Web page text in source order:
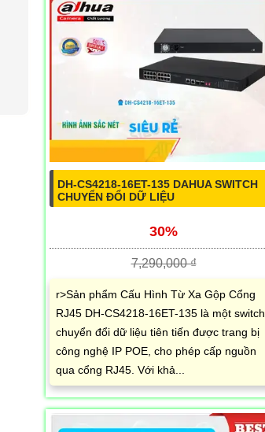
DH-CS4218-16ET-135 DAHUA SWITCH
CHUYỂN ĐỔI DỮ LIỆU
30%
7,290,000 ₫
r>Sản phẩm Cấu Hình Từ Xa Gộp Cổng
RJ45 DH-CS4218-16ET-135 là một switch
chuyển đổi dữ liệu tiên tiến được trang bị
công nghệ IP POE, cho phép cấp nguồn
qua cổng RJ45. Với khả...